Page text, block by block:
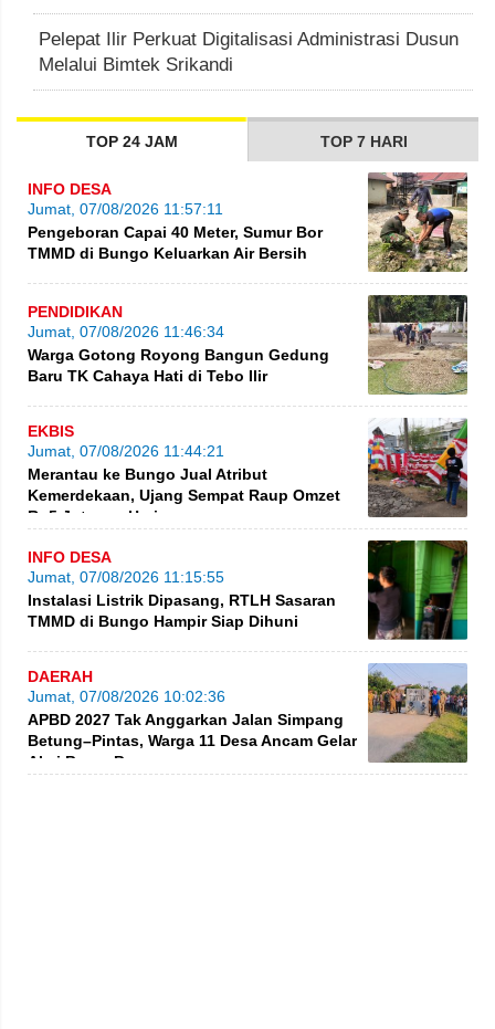
Pelepat Ilir Perkuat Digitalisasi Administrasi Dusun
Melalui Bimtek Srikandi
TOP 24 JAM TOP 7 HARI
INFO DESA
Jumat, 07/08/2026 11:57:11
Pengeboran Capai 40 Meter, Sumur Bor
TMMD di Bungo Keluarkan Air Bersih
PENDIDIKAN
Jumat, 07/08/2026 11:46:34
Warga Gotong Royong Bangun Gedung
Baru TK Cahaya Hati di Tebo Ilir
EKBIS
Jumat, 07/08/2026 11:44:21
Merantau ke Bungo Jual Atribut
Kemerdekaan, Ujang Sempat Raup Omzet
Rp5 Juta per Hari
INFO DESA
Jumat, 07/08/2026 11:15:55
Instalasi Listrik Dipasang, RTLH Sasaran
TMMD di Bungo Hampir Siap Dihuni
DAERAH
Jumat, 07/08/2026 10:02:36
APBD 2027 Tak Anggarkan Jalan Simpang
Betung–Pintas, Warga 11 Desa Ancam Gelar
Aksi Besar-Besaran